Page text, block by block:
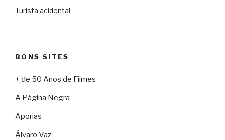
Turista acidental
BONS SITES
+ de 50 Anos de Filmes
A Página Negra
Aporias
Álvaro Vaz